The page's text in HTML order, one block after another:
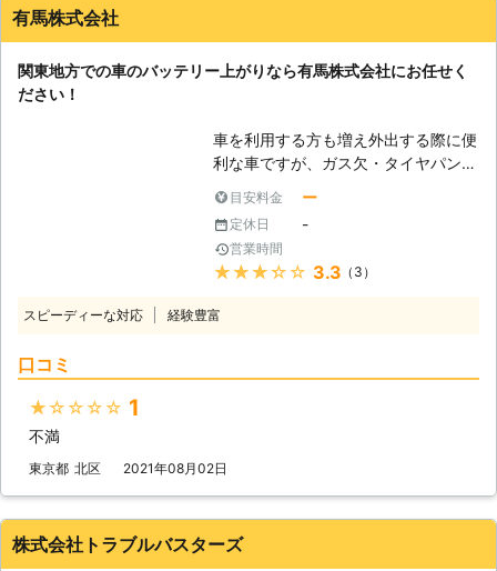
た状態でエアコンを使いすぎてしまっ
ッテリーの劣化 上記がバッテリー上
がりの原因となる、事象です。「あ
っ！これが原因かも！」という例は、
ありましたでしょうか。このような状
況を避けるためにも、参考にしてみて
くださいませ。 ●ジャンプスタート
による復旧！適切な作業で迅速に車を
動かします 弊社はお客様の車を、ジ
とは、車にエンジンを動かす程度の電
救護車を用意（以後ジャンプスタータ
ーで統一） ②ジャンプスターターを
ブースターケーブルでバッテリーに繋
ぐ ③ジャンプスターターでバッテリ
ーにエンジンがかかる程度の電気を送
有馬株式会社
関東地方での車のバッテリー上がりなら有馬株式会社にお任せく
ださい！
車を利用する方も増え外出する際に便
利な車ですが、ガス欠・タイヤパン
るトラブルは多いです。 その中でも
車のバッテリー上がりに関する問題
は、依頼数の最も多いトラブルです。
外出先で突然エンジンが動かなくなっ
急にそのようなトラブルが発生してし
い」 このような症状が出た際は、車
ー上がりの対処をおこなうこともでき
目安料金 ー
定休日 -
営業時間
★★★★★ 3.3 （3）
スピーディーな対応 経験豊富
口コミ
★★★★★ 1
不満
東京都 北区 2021年08月02日
株式会社トラブルバスターズ